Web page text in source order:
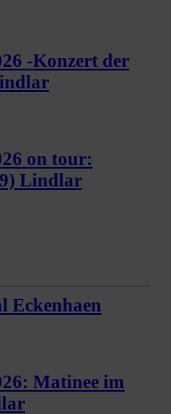
-Konzert der
on tour:
Lindlar
Eckenhaen
Matinee im